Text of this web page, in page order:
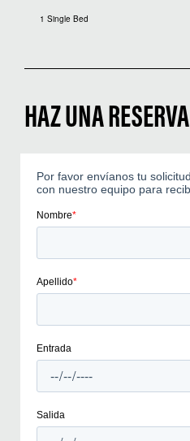
1 Single Bed
HAZ UNA RESERVA